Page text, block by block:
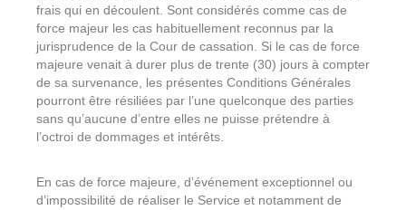
frais qui en découlent. Sont considérés comme cas de
force majeur les cas habituellement reconnus par la
jurisprudence de la Cour de cassation. Si le cas de force
majeure venait à durer plus de trente (30) jours à compter
de sa survenance, les présentes Conditions Générales
pourront être résiliées par l’une quelconque des parties
sans qu’aucune d’entre elles ne puisse prétendre à
l’octroi de dommages et intérêts.
En cas de force majeure, d’événement exceptionnel ou
d’impossibilité de réaliser le Service et notamment de